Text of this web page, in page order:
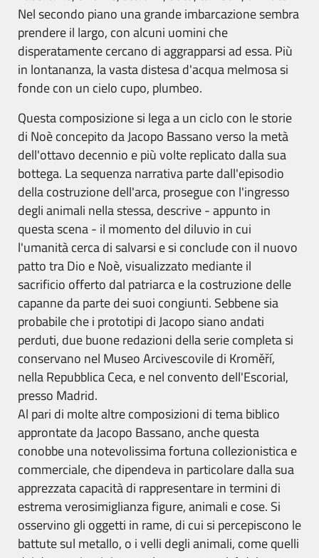
Nel secondo piano una grande imbarcazione sembra
prendere il largo, con alcuni uomini che
disperatamente cercano di aggrapparsi ad essa. Più
in lontananza, la vasta distesa d'acqua melmosa si
fonde con un cielo cupo, plumbeo.
Questa composizione si lega a un ciclo con le storie
di Noè concepito da Jacopo Bassano verso la metà
dell'ottavo decennio e più volte replicato dalla sua
bottega. La sequenza narrativa parte dall'episodio
della costruzione dell'arca, prosegue con l'ingresso
degli animali nella stessa, descrive - appunto in
questa scena - il momento del diluvio in cui
l'umanità cerca di salvarsi e si conclude con il nuovo
patto tra Dio e Noè, visualizzato mediante il
sacrificio offerto dal patriarca e la costruzione delle
capanne da parte dei suoi congiunti. Sebbene sia
probabile che i prototipi di Jacopo siano andati
perduti, due buone redazioni della serie completa si
conservano nel Museo Arcivescovile di Kroměří,
nella Repubblica Ceca, e nel convento dell'Escorial,
presso Madrid.
Al pari di molte altre composizioni di tema biblico
approntate da Jacopo Bassano, anche questa
conobbe una notevolissima fortuna collezionistica e
commerciale, che dipendeva in particolare dalla sua
apprezzata capacità di rappresentare in termini di
estrema verosimiglianza figure, animali e cose. Si
osservino gli oggetti in rame, di cui si percepiscono le
battute sul metallo, o i velli degli animali, come quelli